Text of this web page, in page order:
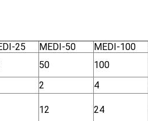
25 MEDI-50 MEDI-100
50 100
2 4
12 24